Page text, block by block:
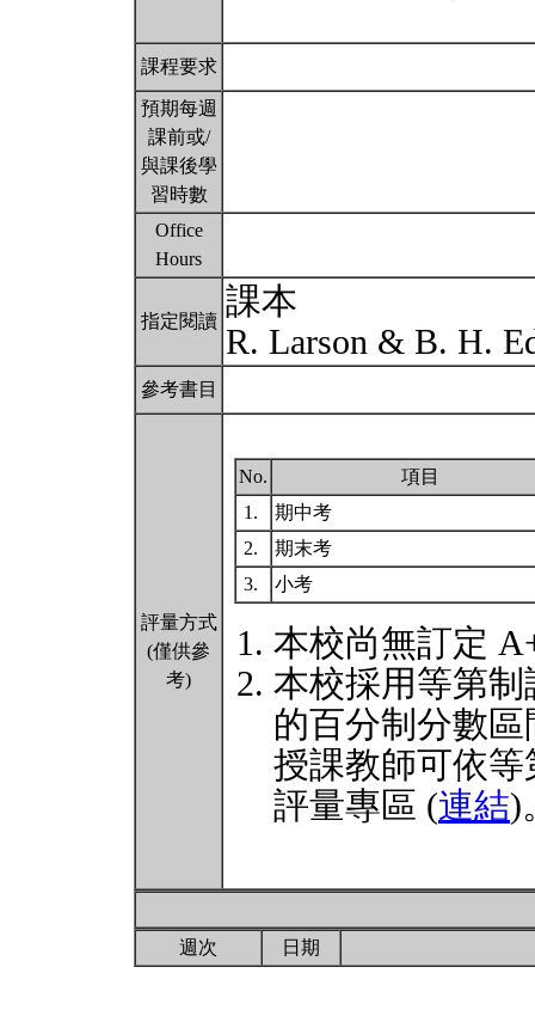
課程要求
預期每週
課前或/
與課後學
習時數
Office
Hours
指定閱讀 課本
R. Larson & B. H.
參考書目
評量方式
(僅供參
考)
No.
項目
1.
期中考
2.
期末考
3.
小考
本校尚無訂定
本校採用等第
的百分制分數
授課教師可依
評量專區 (連結)
週次 日期